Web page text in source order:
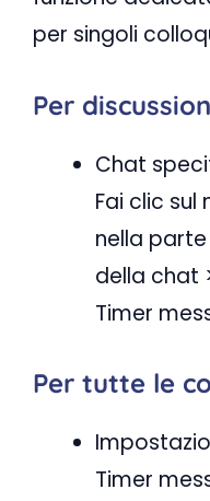
per singoli
Per
Chat
Fai clic
nella
della chat
Timer
Per tutte le
Timer